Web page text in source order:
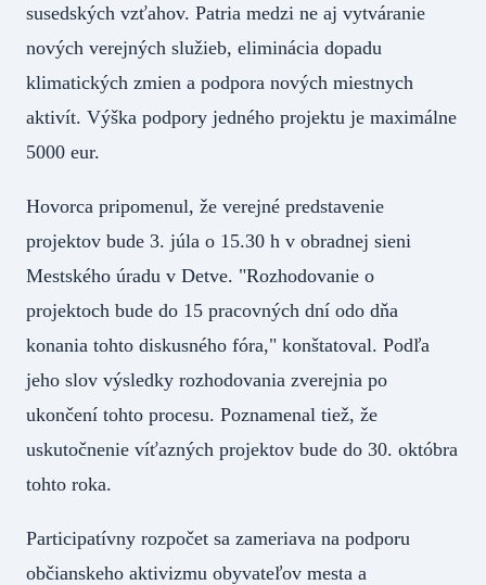
susedských vzťahov. Patria medzi ne aj vytváranie
nových verejných služieb, eliminácia dopadu
klimatických zmien a podpora nových miestnych
aktivít. Výška podpory jedného projektu je maximálne
5000 eur.
Hovorca pripomenul, že verejné predstavenie
projektov bude 3. júla o 15.30 h v obradnej sieni
Mestského úradu v Detve. "Rozhodovanie o
projektoch bude do 15 pracovných dní odo dňa
konania tohto diskusného fóra," konštatoval. Podľa
jeho slov výsledky rozhodovania zverejnia po
ukončení tohto procesu. Poznamenal tiež, že
uskutočnenie víťazných projektov bude do 30. októbra
tohto roka.
Participatívny rozpočet sa zameriava na podporu
občianskeho aktivizmu obyvateľov mesta a